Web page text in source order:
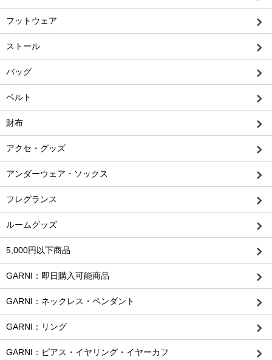
フットウェア
ストール
バッグ
ベルト
財布
アクセ・グッズ
アンダーウェア・ソックス
フレグランス
ルームグッズ
5,000円以下商品
GARNI：即日購入可能商品
GARNI：ネックレス・ペンダント
GARNI：リング
GARNI：ピアス・イヤリング・イヤーカフ